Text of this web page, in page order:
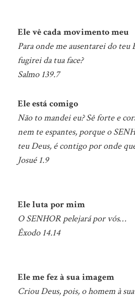
Ele vê cada movimento meu
Para onde me ausentarei do teu
fugirei da tua face?
Salmo 139.7
Ele está comigo
Não to mandei eu? Sê forte e
nem te espantes, porque o
teu Deus, é contigo por onde
Josué 1.9
Ele luta por mim
O SENHOR pelejará por vós…
Êxodo 14.14
Ele me fez à sua imagem
Criou Deus, pois, o homem à